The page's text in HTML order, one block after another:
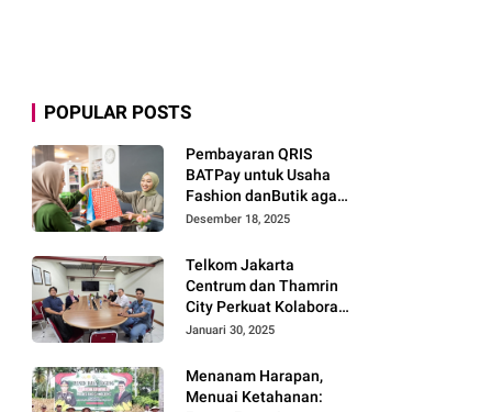
POPULAR POSTS
Pembayaran QRIS
BATPay untuk Usaha
Fashion danButik agar
Transaksi Lebih Cepat
Desember 18, 2025
Telkom Jakarta
Centrum dan Thamrin
City Perkuat Kolaborasi
Kawasan Bisnis dan
Januari 30, 2025
Menanam Harapan,
Menuai Ketahanan: